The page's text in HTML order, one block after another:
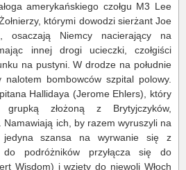
amerykańskiego czołgu M3 Lee
którymi dowodzi sierżant Joe
osaczają Niemcy nacierający na
innej drogi ucieczki, czołgiści
na pustyni. W drodze na południe
bombowców szpital polowy.
Hallidaya (Jerome Ehlers), który
grupką złożoną z Brytyjczyków,
ich, by razem wyruszyli na
szansa na wyrwanie się z
podróżników przyłącza się do
Wisdom) i wzięty do niewoli Włoch